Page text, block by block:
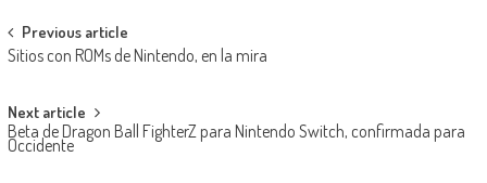
Navegación de entradas
Previous article
Sitios con ROMs de Nintendo, en la mira
Next article
Beta de Dragon Ball FighterZ para Nintendo Switch, confirmada para
Occidente